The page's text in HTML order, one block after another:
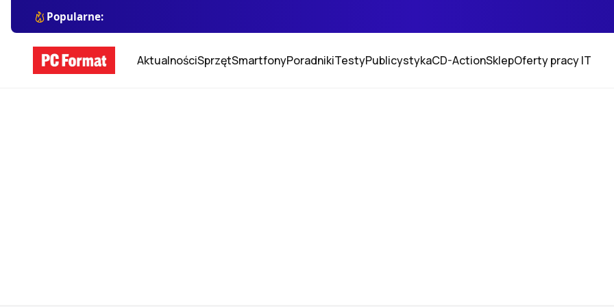
Popularne:
AktualnościSprzętSmartfonyPoradnikiTestyPublicystykaCD-ActionSklepOferty pracy IT